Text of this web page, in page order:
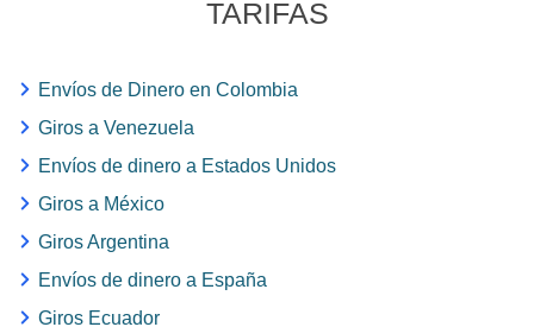
TARIFAS
Envíos de Dinero en Colombia
Giros a Venezuela
Envíos de dinero a Estados Unidos
Giros a México
Giros Argentina
Envíos de dinero a España
Giros Ecuador